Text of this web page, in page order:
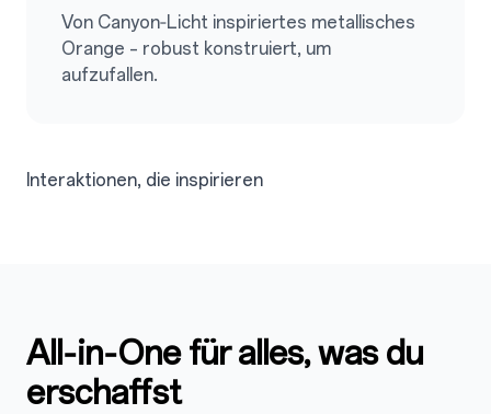
Von Canyon‑Licht inspiriertes metallisches
Orange – robust konstruiert, um
aufzufallen.
Interaktionen, die inspirieren
All‑in‑One für alles, was du
erschaffst